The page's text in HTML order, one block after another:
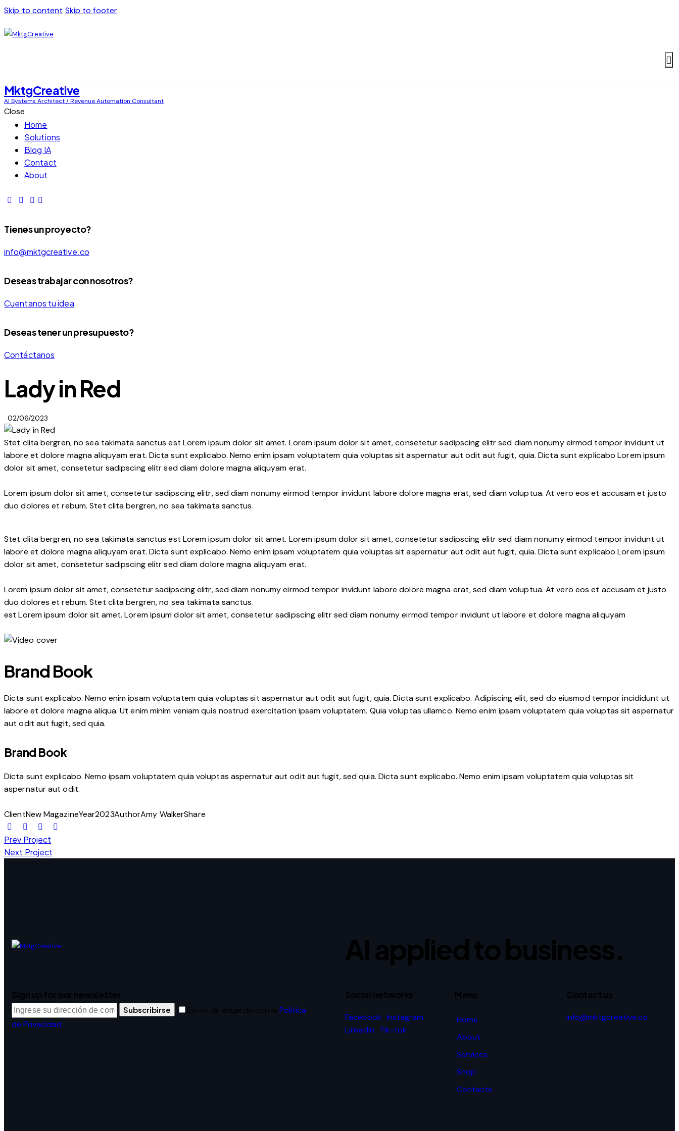
Skip to content Skip to footer
MktgCreative
AI Systems Architect / Revenue Automation Consultant
Close
Home
Solutions
Blog IA
Contact
About
Tienes un proyecto?
info@mktgcreative.co
Deseas trabajar con nosotros?
Cuentanos tu idea
Deseas tener un presupuesto?
Contáctanos
Lady in Red
02/06/2023
Stet clita bergren, no sea takimata sanctus est Lorem ipsum dolor sit amet. Lorem ipsum dolor sit amet, consetetur sadipscing elitr sed diam nonumy eirmod tempor invidunt ut
labore et dolore magna aliquyam erat. Dicta sunt explicabo. Nemo enim ipsam voluptatem quia voluptas sit aspernatur aut odit aut fugit, quia. Dicta sunt explicabo Lorem ipsum
dolor sit amet, consetetur sadipscing elitr sed diam dolore magna aliquyam erat.
Lorem ipsum dolor sit amet, consetetur sadipscing elitr, sed diam nonumy eirmod tempor invidunt labore dolore magna erat, sed diam voluptua. At vero eos et accusam et justo
duo dolores et rebum. Stet clita bergren, no sea takimata sanctus.
Stet clita bergren, no sea takimata sanctus est Lorem ipsum dolor sit amet. Lorem ipsum dolor sit amet, consetetur sadipscing elitr sed diam nonumy eirmod tempor invidunt ut
labore et dolore magna aliquyam erat. Dicta sunt explicabo. Nemo enim ipsam voluptatem quia voluptas sit aspernatur aut odit aut fugit, quia. Dicta sunt explicabo Lorem ipsum
dolor sit amet, consetetur sadipscing elitr sed diam dolore magna aliquyam erat.
Lorem ipsum dolor sit amet, consetetur sadipscing elitr, sed diam nonumy eirmod tempor invidunt labore dolore magna erat, sed diam voluptua. At vero eos et accusam et justo
duo dolores et rebum. Stet clita bergren, no sea takimata sanctus.
est Lorem ipsum dolor sit amet. Lorem ipsum dolor sit amet, consetetur sadipscing elitr sed diam nonumy eirmod tempor invidunt ut labore et dolore magna aliquyam
Brand Book
Dicta sunt explicabo. Nemo enim ipsam voluptatem quia voluptas sit aspernatur aut odit aut fugit, quia. Dicta sunt explicabo. Adipiscing elit, sed do eiusmod tempor incididunt ut
labore et dolore magna aliqua. Ut enim minim veniam quis nostrud exercitation ipsam voluptatem. Quia voluptas ullamco. Nemo enim ipsam voluptatem quia voluptas sit aspernatur
aut odit aut fugit, sed quia.
Brand Book
Dicta sunt explicabo. Nemo ipsam voluptatem quia voluptas aspernatur aut odit aut fugit, sed quia. Dicta sunt explicabo. Nemo enim ipsam voluptatem quia voluptas sit
aspernatur aut odit.
ClientNew MagazineYear2023AuthorAmy WalkerShare
Prev Project
Next Project
AI applied to business.
Sign up for our newsletter
Subscribirse Estoy de acuerdo con la Politica
de Privacidad
Social networks
Facebook Instagram
Linkedin Tik-tok
Menu
Home
About
Services
Shop
Contacts
Contact us
info@mktgcreative.co